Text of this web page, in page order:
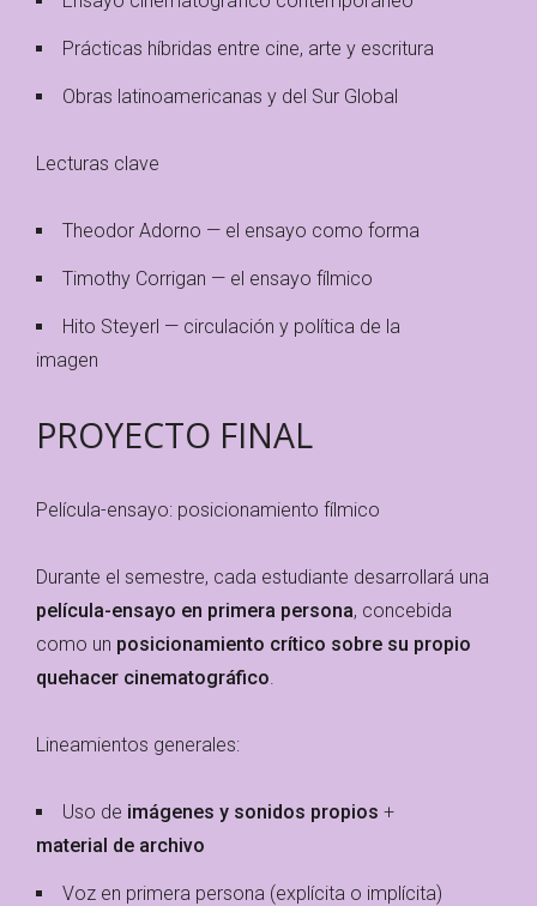
Prácticas híbridas entre cine, arte y escritura
Obras latinoamericanas y del Sur Global
Lecturas clave
Theodor Adorno — el ensayo como forma
Timothy Corrigan — el ensayo fílmico
Hito Steyerl — circulación y política de la
imagen
PROYECTO FINAL
Película-ensayo: posicionamiento fílmico
Durante el semestre, cada estudiante desarrollará una
película-ensayo en primera persona, concebida
como un posicionamiento crítico sobre su propio
quehacer cinematográfico
Lineamientos generales:
Uso de imágenes y sonidos propios +
material de archivo
Voz en primera persona (explícita o implícita)